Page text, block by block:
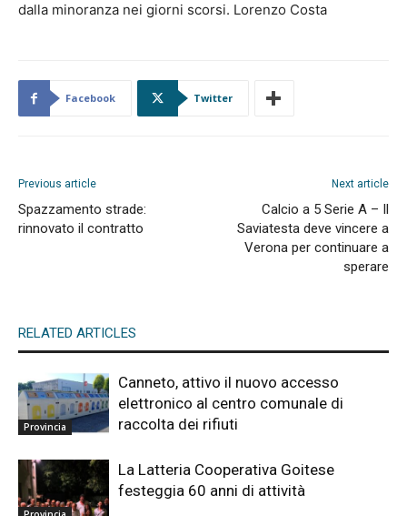
dalla minoranza nei giorni scorsi. Lorenzo Costa
Facebook Twitter
Previous article
Spazzamento strade:
rinnovato il contratto
Next article
Calcio a 5 Serie A – Il
Saviatesta deve vincere a
Verona per continuare a
sperare
RELATED ARTICLES
Provincia
Canneto, attivo il nuovo accesso
elettronico al centro comunale di
raccolta dei rifiuti
La Latteria Cooperativa Goitese
festeggia 60 anni di attività